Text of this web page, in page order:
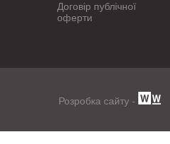
Договір публічної
оферти
Розробка сайту -